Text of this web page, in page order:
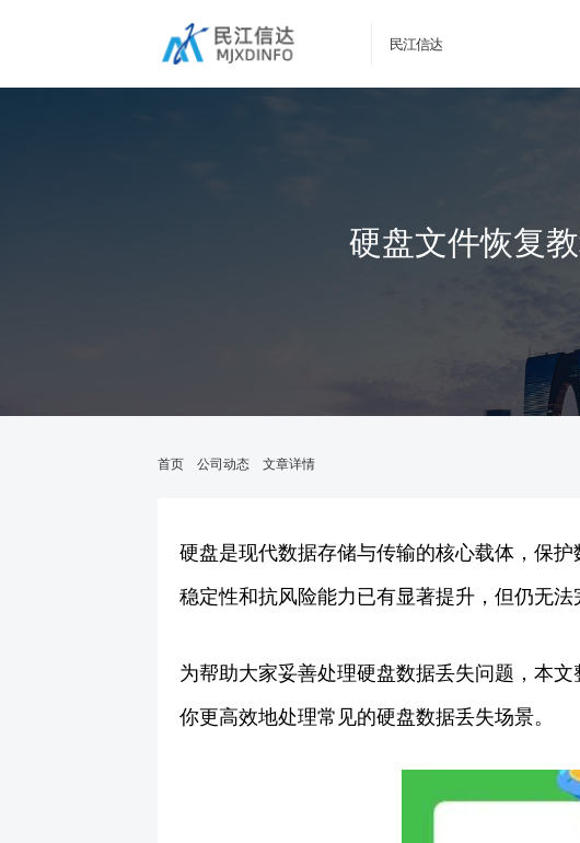
民江信达
硬盘文件恢复
首页 公司动态 文章详情
硬盘是现代数据存储与传输的核心载体，保
稳定性和抗风险能力已有显著提升，但仍无
为帮助大家妥善处理硬盘数据丢失问题，本
你更高效地处理常见的硬盘数据丢失场景。